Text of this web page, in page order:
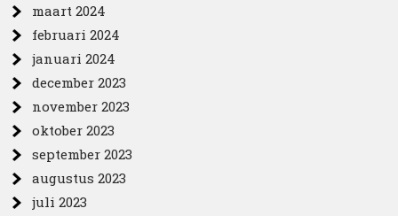
maart 2024
februari 2024
januari 2024
december 2023
november 2023
oktober 2023
september 2023
augustus 2023
juli 2023